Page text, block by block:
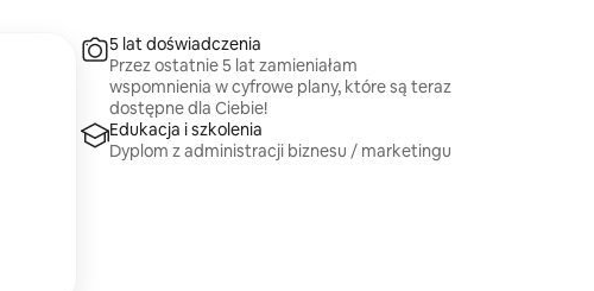
5 lat doświadczenia
Przez ostatnie 5 lat zamieniałam
wspomnienia w cyfrowe plany, które są teraz
dostępne dla Ciebie!
Edukacja i szkolenia
Dyplom z administracji biznesu / marketingu